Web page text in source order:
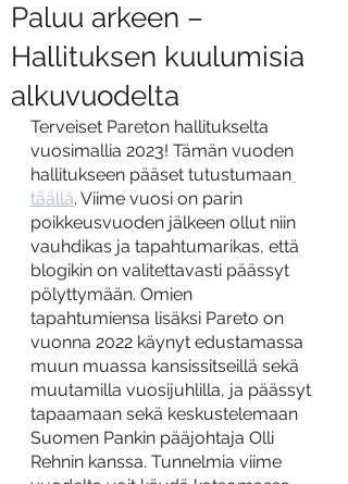
Paluu arkeen –
Hallituksen kuulumisia
alkuvuodelta
Terveiset Pareton hallitukselta
vuosimallia 2023! Tämän vuoden
hallitukseen pääset tutustumaan
täällä. Viime vuosi on parin
poikkeusvuoden jälkeen ollut niin
vauhdikas ja tapahtumarikas, että
blogikin on valitettavasti päässyt
pölyttymään. Omien
tapahtumiensa lisäksi Pareto on
vuonna 2022 käynyt edustamassa
muun muassa kansissitseillä sekä
muutamilla vuosijuhlilla, ja päässyt
tapaamaan sekä keskustelemaan
Suomen Pankin pääjohtaja Olli
Rehnin kanssa. Tunnelmia viime